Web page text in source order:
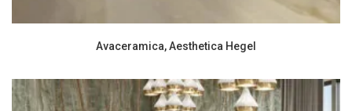
Avaceramica, Aesthetica Hegel